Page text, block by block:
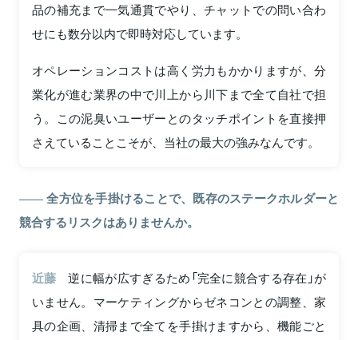
品の補充まで一気通貫でやり、チャットでの問い合わ
せにも数分以内で即時対応しています。
オペレーションコストは高く労力もかかりますが、分
業化が進む業界の中で川上から川下まで全て自社で担
う。この泥臭いユーザーとのタッチポイントを直接押
さえていることこそが、当社の最大の強みなんです。
全方位を手掛けることで、既存のステークホルダーと
競合するリスクはありませんか。
近藤
逆に幅が広すぎるため「完全に競合する存在」が
いません。マーケティングからゼネコンとの調整、家
具の企画、清掃まで全てを手掛けますから、機能ごと